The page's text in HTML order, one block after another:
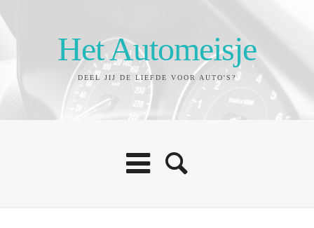
Het Automeisje
DEEL JIJ DE LIEFDE VOOR AUTO'S?